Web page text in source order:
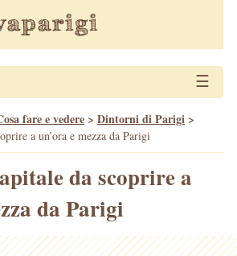
☰
fare e vedere > Dintorni di Parigi >
a un’ora e mezza da Parigi
da scoprire a
da Parigi